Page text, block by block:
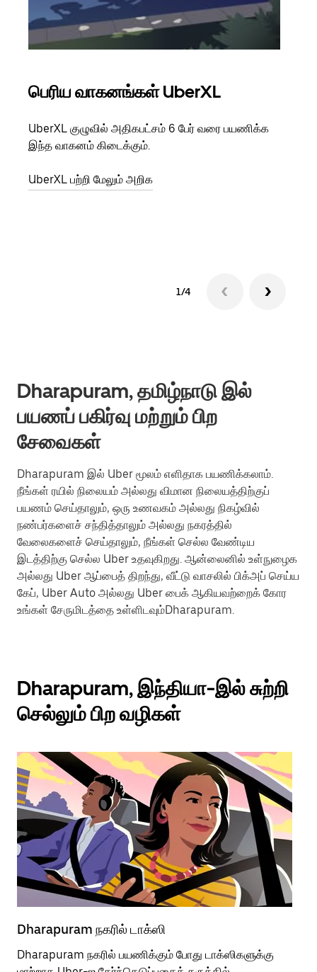
பெரிய வாகனங்கள் UberXL
UberXL குழுவில் அதிகபட்சம் 6 பேர் வரை பயணிக்க
இந்த வாகனம் கிடைக்கும்.
UberXL பற்றி மேலும் அறிக
1/4
Dharapuram, தமிழ்நாடு இல்
பயணப் பகிர்வு மற்றும் பிற
சேவைகள்
Dharapuram இல் Uber மூலம் எளிதாக பயணிக்கலாம்.
நீங்கள் ரயில் நிலையம் அல்லது விமான நிலையத்திற்குப்
பயணம் செய்தாலும், ஒரு உணவகம் அல்லது நிகழ்வில்
நண்பர்களைச் சந்தித்தாலும் அல்லது நகரத்தில்
வேலைகளைச் செய்தாலும், நீங்கள் செல்ல வேண்டிய
இடத்திற்கு செல்ல Uber உதவுகிறது. ஆன்லைனில் உள்நுழைக
அல்லது Uber ஆப்பைத் திறந்து, வீட்டு வாசலில் பிக்அப் செய்ய
கேப், Uber Auto அல்லது Uber பைக் ஆகியவற்றைக் கோர
உங்கள் சேருமிடத்தை உள்ளிடவும்Dharapuram.
Dharapuram, இந்தியா-இல் சுற்றி
செல்லும் பிற வழிகள்
Dharapuram நகரில் டாக்ஸி
Dharapuram நகரில் பயணிக்கும் போது டாக்ஸிகளுக்கு